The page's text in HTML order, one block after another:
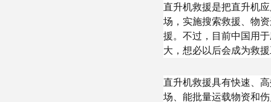
直升机救援是把直升机
场，实施搜索救援、物
援。不过，目前中国用
大，想必以后会成为救
直升机救援具有快速、
场、能批量运载物资和